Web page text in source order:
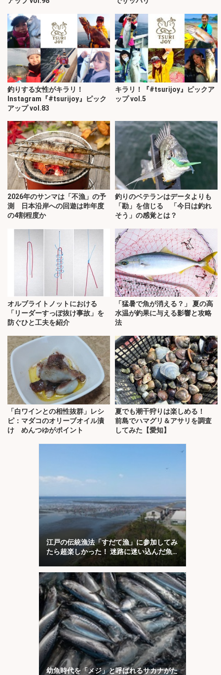
釣りする女性がキラリ！
Instagram『#tsurijoy』ピック
アップ vol.83
キラリ！『#tsurijoy』ピックア
ップ vol.5
2026年のサンマは「不漁」の予
測 日本沿岸への回遊は昨年度
の4割程度か
釣りのベテランはデータよりも
「勘」を信じる 「今日は釣れ
そう」の感覚とは？
オルブライトノットにおける
「リーダーすっぽ抜け事故」を
防ぐひと工夫を紹介
「猛暑で魚が消える？」 夏の高
水温が釣果に与える影響と攻略
法
「白ワインとの相性抜群」レシ
ピ：マダコのオリーブオイル漬
け めんつゆがポイント
夏でも潮干狩りは楽しめる！
前島でハマグリ＆アサリを調査
してみた【愛知】
江戸の伝統漁法「すだて漁」に参加してみ
たら超楽しかった！ 迷路に迷い込んだ魚
幼魚時代を「メジ」と呼ばれるサカナがた